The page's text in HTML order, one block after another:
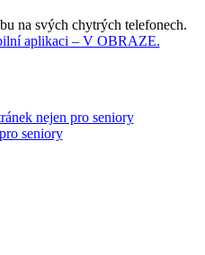
na svých chytrých telefonech.
aplikaci – V OBRAZE.
nejen pro seniory